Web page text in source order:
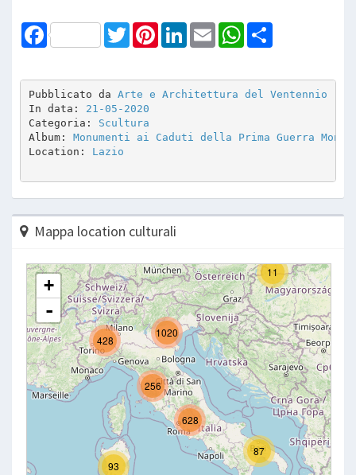
Facebook TwitterPinterestLinkedInEmail WhatsApp
Pubblicato da Arte e Architettura del Ventennio
In data: 21-05-2020
Categoria: Scultura
Album: Monumenti ai Caduti della Prima Guerra
Location: Lazio
Mappa location culturali